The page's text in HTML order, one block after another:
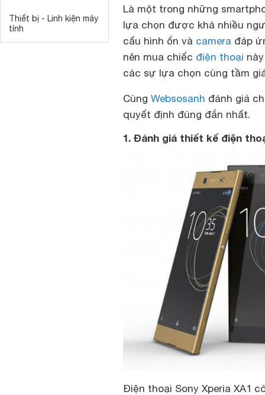
Thiết bị - Linh kiện máy
tính
Là một trong những
lựa chọn được khá nhiều
cấu hình ổn và camera đáp
nên mua chiếc điện thoại
các sự lựa chọn cùng tầm
Cùng Websosanh đánh giá
quyết định đúng đắn nhất.
1. Đánh giá thiết kế điện
Điện thoại Sony Xperia XA1